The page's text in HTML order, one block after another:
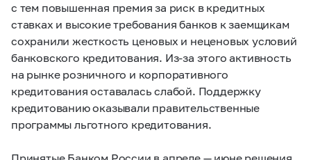
с тем повышенная премия за риск в кредитных
ставках и высокие требования банков к заемщикам
сохранили жесткость ценовых и неценовых условий
банковского кредитования. Из-за этого активность
на рынке розничного и корпоративного
кредитования оставалась слабой. Поддержку
кредитованию оказывали правительственные
программы льготного кредитования.